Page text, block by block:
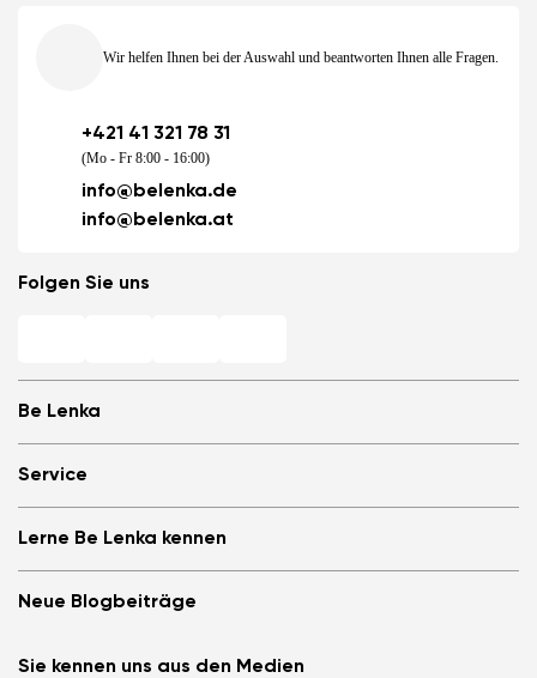
Be Lenka
Store Locator
Über uns
Be Lenka in den Medien
Cookies
Datenschutzinformationen
Service
Anmelden
Be Lenka empfehlen &amp; Geld verdienen
Allgemeine Geschäftsbedingungen, Umtausch und Widerrufsrecht
Affiliate Partnerprogramm
Lerne Be Lenka kennen
Be Lenka Kids
Über unsere Sohlen
Neue Blogbeiträge
Wir helfen Ihnen bei der Auswahl und beantworten Ihnen alle Fragen.
+421 41 321 78 31
(Mo - Fr 8:00 - 16:00)
info@belenka.de
info@belenka.at
Folgen Sie uns
Sie kennen uns aus den Medien